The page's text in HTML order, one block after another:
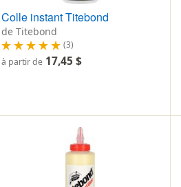
Colle instant Titebond
de Titebond
(3)
à partir de 17,45 $